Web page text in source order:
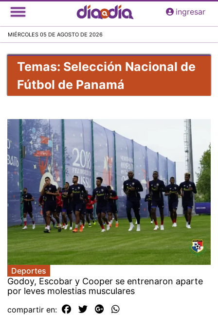
Pasar
al
principal
ingresar
MIÉRCOLES 05 DE AGOSTO DE 2026
Temas: Selección Nacional de
Fútbol de Panamá
Deportes
Godoy, Escobar y Cooper se entrenaron aparte
por leves molestias musculares
compartir en: